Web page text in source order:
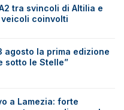
tra svincoli di Altilia e
coinvolti
agosto la prima edizione
sotto le Stelle”
a Lamezia: forte